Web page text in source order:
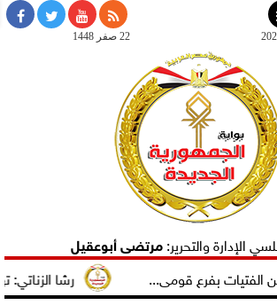
22 صفر 1448
الإدارة والتحرير:مرتضى أبوعقيل
رشا الزناتي: تهنئ بفرع قومى...